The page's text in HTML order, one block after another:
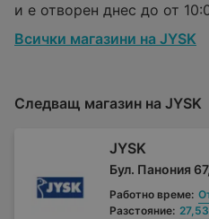
и е отворен днес до от
Всички магазини на JYSK
Следващ магазин на JYSK
JYSK
Бул. Панония
Работно време:
Разстояние: